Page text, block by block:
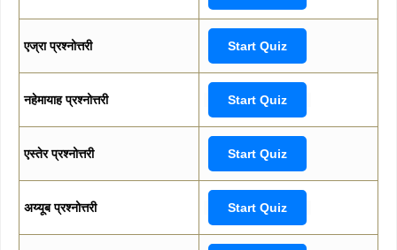
एज्रा प्रश्नोत्तरी Start Quiz
नहेमायाह प्रश्नोत्तरी Start Quiz
एस्तेर प्रश्नोत्तरी Start Quiz
अय्यूब प्रश्नोत्तरी Start Quiz